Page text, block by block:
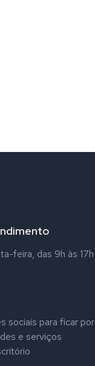
feira, das 9h às 17h
sociais para ficar por
e serviços